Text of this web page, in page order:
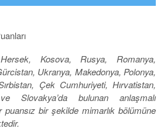
Kosova, Rusya, Romanya,
Ukranya, Makedonya, Polonya,
Çek Cumhuriyeti, Hırvatistan,
Slovakya’da bulunan anlaşmalı
bir şekilde mimarlık bölümüne